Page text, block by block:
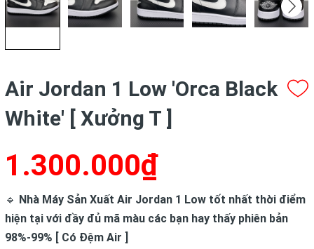
Air Jordan 1 Low 'Orca Black
White' [ Xưởng T ]
1.300.000₫
🔹 Nhà Máy Sản Xuất Air Jordan 1 Low tốt nhất thời điểm
hiện tại với đầy đủ mã màu các bạn hay thấy phiên bản
98%-99% [ Có Đệm Air ]